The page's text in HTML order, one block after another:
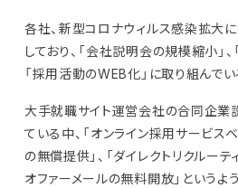
各社、新型コロナウィルス感染拡大
しており、「会社説明会の規模縮小」、
「採用活動のWEB化」に取り組んでい
大手就職サイト運営会社の合同企業
ている中、「オンライン採用サービス
の無償提供」、「ダイレクトリクルー
オファーメールの無料開放」というよ